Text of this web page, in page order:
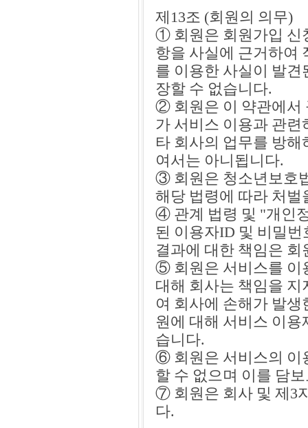
제13조 (회원의 의무)
① 회원은 회원가입 신
항을 사실에 근거하여
를 이용한 사실이 발
장할 수 없습니다.
② 회원은 이 약관에서
가 서비스 이용과 관
타 회사의 업무를 방
여서는 아니됩니다.
③ 회원은 청소년보호
해당 법령에 따라 처벌
④ 관계 법령 및 "개인
된 이용자ID 및 비밀
결과에 대한 책임은
⑤ 회원은 서비스를 이
대해 회사는 책임을
여 회사에 손해가 발
원에 대해 서비스 이
습니다.
⑥ 회원은 서비스의 이
할 수 없으며 이를 담
⑦ 회원은 회사 및 제3
다.